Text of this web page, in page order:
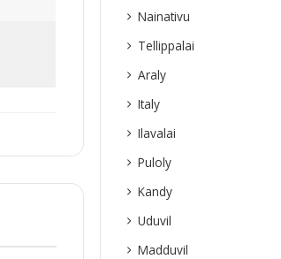
Nainativu
Tellippalai
Araly
Italy
Ilavalai
Puloly
Kandy
Uduvil
Madduvil